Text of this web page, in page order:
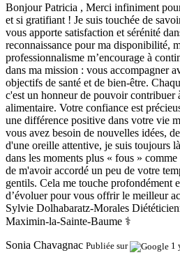
Bonjour Patricia , Merci infiniment
et si gratifiant ! Je suis touchée de
vous apporte satisfaction et sérénité
reconnaissance pour ma disponibilité,
professionnalisme m’encourage à
dans ma mission : vous accompagner
objectifs de santé et de bien-être.
c'est un honneur de pouvoir contribuer
alimentaire. Votre confiance est
une différence positive dans votre vie
vous avez besoin de nouvelles idées,
d'une oreille attentive, je suis toujours
dans les moments plus « fous »
de m'avoir accordé un peu de votre
gentils. Cela me touche profondément
d’évoluer pour vous offrir le meilleur
Sylvie Dolhabaratz-Morales
Maximin-la-Sainte-Baume ‍⚕️
Sonia Chavagnac Publiée sur 1